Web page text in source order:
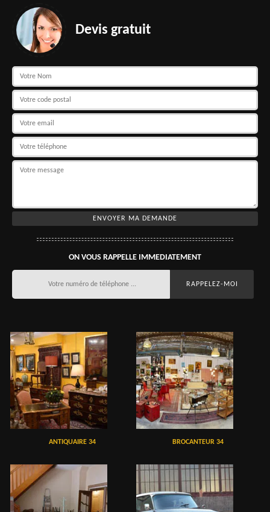
Devis gratuit
ON VOUS RAPPELLE IMMEDIATEMENT
ANTIQUAIRE 34 BROCANTEUR 34